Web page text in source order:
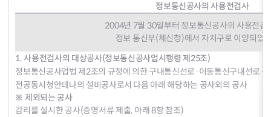
정보통신공사의 사용전검사
2004년 7월 30일부터 정보통신공사의 사용전검
정보 통신부(체신청)에서 자치구로 이양되었
1. 사용전검사의 대상공사(정보통신공사업시행령 제25조)
정보통신공사업법 제2조의 규정에 의한 구내통신선로·이동통신구내선로·
전공동시청안테나의 설비공사로서 다음 아래 해당하는 공사외의 공사
※ 제외되는 공사
감리를 실시한 공사(증명서류 제출, 아래 8항 참조)